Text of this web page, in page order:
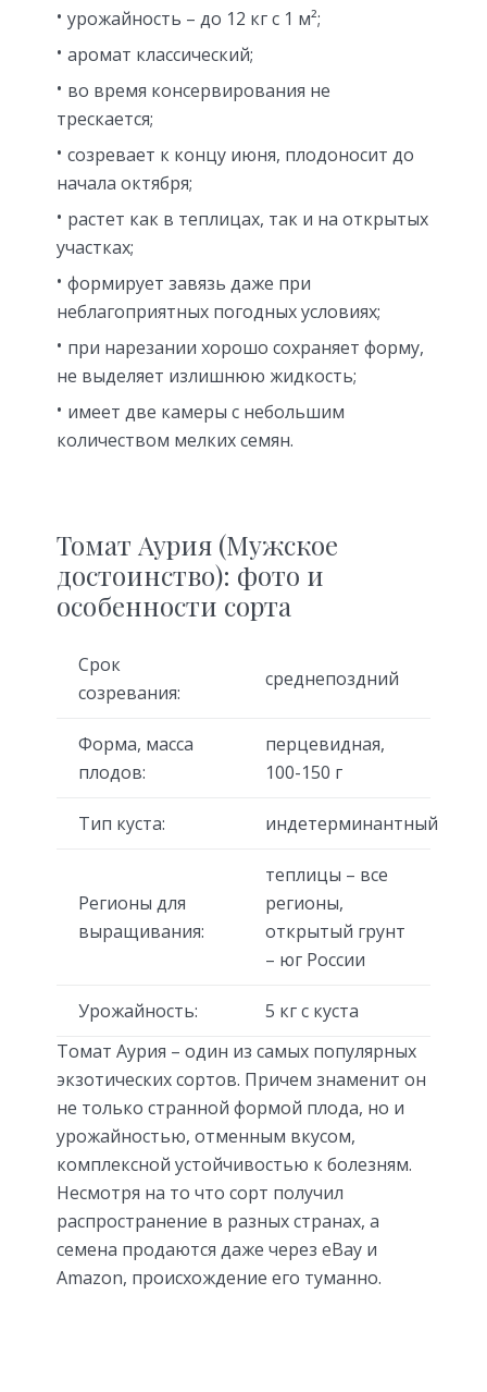
урожайность – до 12 кг с 1 м²;
аромат классический;
во время консервирования не
трескается;
созревает к концу июня, плодоносит до
начала октября;
растет как в теплицах, так и на открытых
участках;
формирует завязь даже при
неблагоприятных погодных условиях;
при нарезании хорошо сохраняет форму,
не выделяет излишнюю жидкость;
имеет две камеры с небольшим
количеством мелких семян.
Томат Аурия (Мужское
достоинство): фото и
особенности сорта
Срок
созревания:
среднепоздний
Форма, масса
плодов:
перцевидная,
100-150 г
Тип куста: индетерминантный
Регионы для
выращивания:
теплицы – все
регионы,
открытый грунт
– юг России
Урожайность:
5 кг с куста
Томат Аурия – один из самых популярных
экзотических сортов. Причем знаменит он
не только странной формой плода, но и
урожайностью, отменным вкусом,
комплексной устойчивостью к болезням.
Несмотря на то что сорт получил
распространение в разных странах, а
семена продаются даже через eBay и
Amazon, происхождение его туманно.